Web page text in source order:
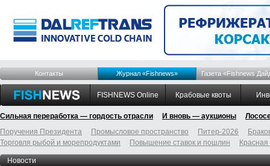
Контакты Журнал «Fishnews» Газета «Fishnews
FISHNEWS Online Крабовые квоты
Сильная переработка — гордость отрасли И вновь — аукционы
Поручения Президента
Промысловое пространство Питер-2026
Торговля рыбой и морепродуктами
Повышение ставок и пошлин
Новости